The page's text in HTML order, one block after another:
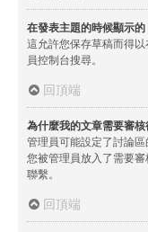
在發表主題的時候顯示
這允許您保存草稿而得
員控制台搜尋。
回頂端
為什麼我的文章需要審核
管理員可能設定了討論
您被管理員放入了需要
聯繫。
回頂端